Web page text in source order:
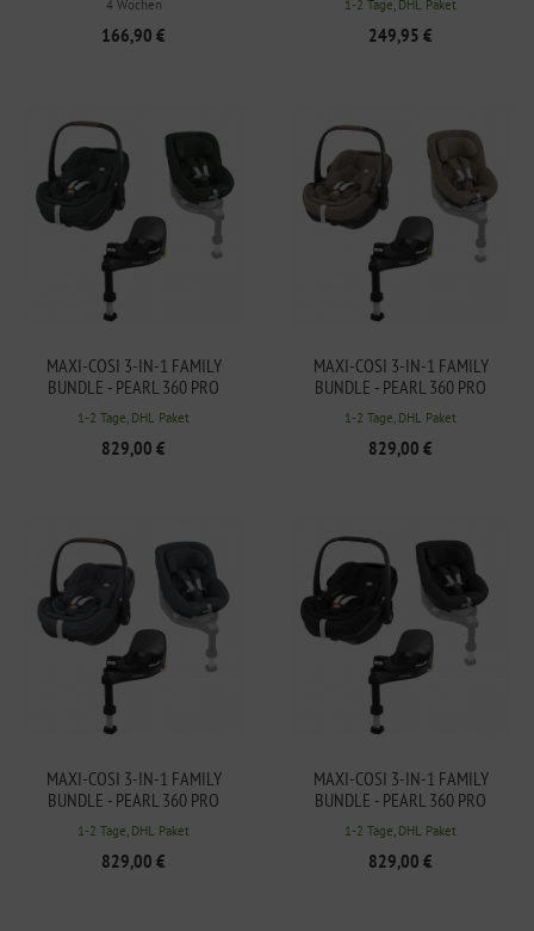
4 Wochen
166,90 €
1-2 Tage, DHL Paket
249,95 €
MAXI-COSI 3-IN-1 FAMILY
BUNDLE - PEARL 360 PRO
KINDERSITZ + PEBBLE 360 PRO
BABYSCHALE + FAMILY FIX 360
PRO BASISSTATION - GREEN
1-2 Tage, DHL Paket
829,00 €
MAXI-COSI 3-IN-1 FAMILY
BUNDLE - PEARL 360 PRO
KINDERSITZ + PEBBLE 360 PRO
BABYSCHALE + FAMILY FIX 360
PRO BASISSTATION - TRUFFLE
1-2 Tage, DHL Paket
829,00 €
MAXI-COSI 3-IN-1 FAMILY
BUNDLE - PEARL 360 PRO
KINDERSITZ + PEBBLE 360 PRO
BABYSCHALE + FAMILY FIX 360
PRO BASISSTATION - GRAPHITE
1-2 Tage, DHL Paket
829,00 €
MAXI-COSI 3-IN-1 FAMILY
BUNDLE - PEARL 360 PRO
KINDERSITZ + PEBBLE 360 PRO
BABYSCHALE + FAMILY FIX 360
PRO BASISSTATION - BLACK
1-2 Tage, DHL Paket
829,00 €